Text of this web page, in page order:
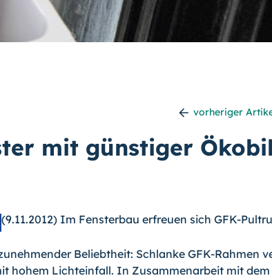
vorheriger
mit günstiger
(9.11.2012) Im Fensterbau erfreuen sich GFK-
Beliebtheit: Schlanke GFK-Rahmen
hohem Licht­einfall. In Zusammenarbeit mit dem